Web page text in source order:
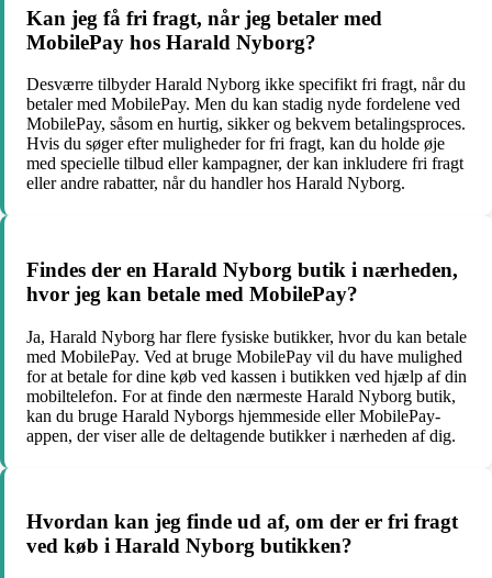
Kan jeg få fri fragt, når jeg betaler med
MobilePay hos Harald Nyborg?
Desværre tilbyder Harald Nyborg ikke specifikt fri fragt, når du
betaler med MobilePay. Men du kan stadig nyde fordelene ved
MobilePay, såsom en hurtig, sikker og bekvem betalingsproces.
Hvis du søger efter muligheder for fri fragt, kan du holde øje
med specielle tilbud eller kampagner, der kan inkludere fri fragt
eller andre rabatter, når du handler hos Harald Nyborg.
Findes der en Harald Nyborg butik i nærheden,
hvor jeg kan betale med MobilePay?
Ja, Harald Nyborg har flere fysiske butikker, hvor du kan betale
med MobilePay. Ved at bruge MobilePay vil du have mulighed
for at betale for dine køb ved kassen i butikken ved hjælp af din
mobiltelefon. For at finde den nærmeste Harald Nyborg butik,
kan du bruge Harald Nyborgs hjemmeside eller MobilePay-
appen, der viser alle de deltagende butikker i nærheden af dig.
Hvordan kan jeg finde ud af, om der er fri fragt
ved køb i Harald Nyborg butikken?